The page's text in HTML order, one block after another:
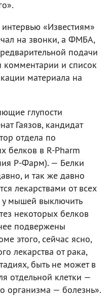
«Известиям»
на звонки, а ФМБА,
подачи
комментарии и список
материала на
глупости
Гаязов, кандидат
отдела по
белков в R-Pharm
Р-Фарм). — Белки
и так же давно
лекарствами от всех
у мышей выключить
некоторых белков
подвержены
этого, сейчас ясно,
лекарства от рака,
быть не может в
отдельной клетки —
организма — болезнь».